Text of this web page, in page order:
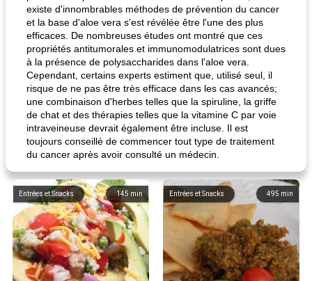
existe d'innombrables méthodes de prévention du cancer
et la base d'aloe vera s'est révélée être l'une des plus
efficaces. De nombreuses études ont montré que ces
propriétés antitumorales et immunomodulatrices sont dues
à la présence de polysaccharides dans l'aloe vera.
Cependant, certains experts estiment que, utilisé seul, il
risque de ne pas être très efficace dans les cas avancés;
une combinaison d'herbes telles que la spiruline, la griffe
de chat et des thérapies telles que la vitamine C par voie
intraveineuse devrait également être incluse. Il est
toujours conseillé de commencer tout type de traitement
du cancer après avoir consulté un médecin.
145 min
Entrées et Snacks 495 min
Entrées et Snacks